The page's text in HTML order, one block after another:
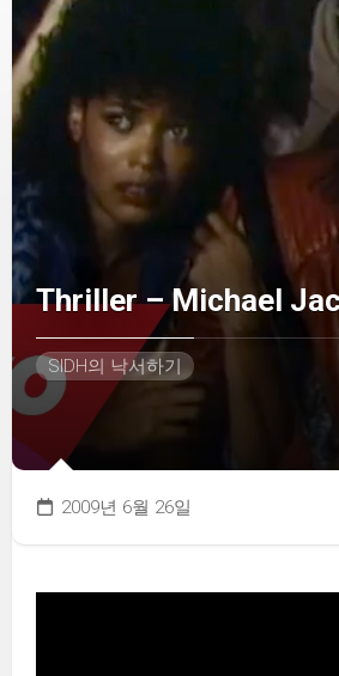
Thriller – Michael
SIDH의 낙서하기
2009년 6월 26일